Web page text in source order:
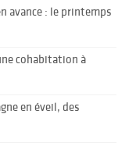
avance : le printemps
cohabitation à
en éveil, des